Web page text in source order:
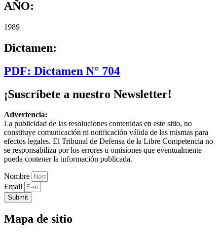
AÑO:
1989
Dictamen:
PDF: Dictamen N° 704
¡Suscríbete a nuestro Newsletter!
Advertencia:
La publicidad de las resoluciones contenidas en este sitio, no
constituye comunicación ni notificación válida de las mismas para
efectos legales. El Tribunal de Defensa de la Libre Competencia no
se responsabiliza por los errores u omisiones que eventualmente
pueda contener la información publicada.
Nombre
Email
Submit
Mapa de sitio